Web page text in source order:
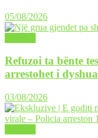
05/08/2026
Refuzoi ta bënte
arrestohet i
03/08/2026